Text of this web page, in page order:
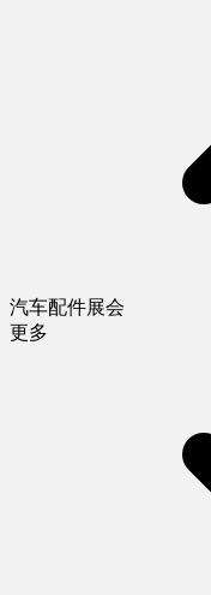
汽车配件展会
更多